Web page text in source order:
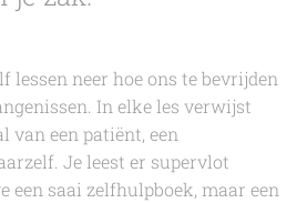
lessen neer hoe ons te bevrijden
In elke les verwijst
van een patiënt, een
Je leest er supervlot
een saai zelfhulpboek, maar een